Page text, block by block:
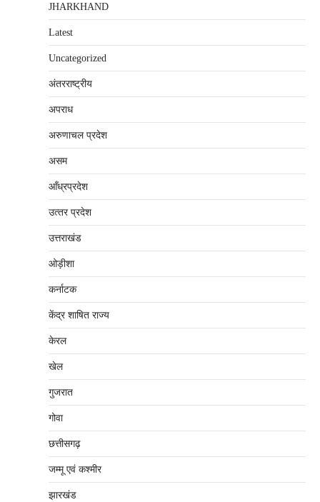
JHARKHAND
Latest
Uncategorized
अंतरराष्‍ट्रीय
अपराध
अरुणाचल प्रदेश
असम
आँध्रप्रदेश
उत्‍तर प्रदेश
उत्तराखंड
ओड़ीशा
कर्नाटक
केंद्र शाषित राज्य
केरल
खेल
गुजरात
गोवा
छत्तीसगढ़
जम्‍मू एवं कश्‍मीर
झारखंड